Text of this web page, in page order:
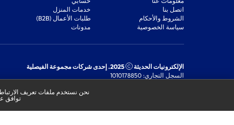
اتصل بنا
‫الشروط والأحكام‬
‫سياسة الخصوصية‬
‫خدمات المنزل‬
‫طلبات الأعمال (B2B)‬
مدونات
الإلكترونيات الحديثة
2025. إحدى شركات مجموعة الفيصلية
السجل التجاري: 1010178850
نحن نستخدم ملفات تعريف
توافق